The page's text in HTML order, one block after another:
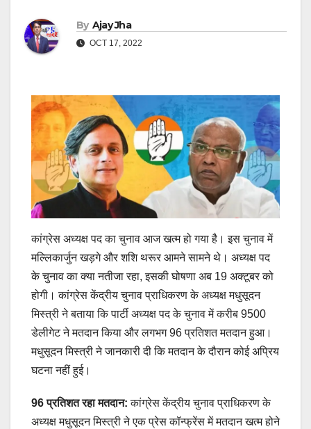
By Ajay Jha
OCT 17, 2022
कांग्रेस अध्यक्ष पद का चुनाव आज खत्म हो गया है। इस चुनाव में
मल्लिकार्जुन खड़गे और शशि थरूर आमने सामने थे। अध्यक्ष पद
के चुनाव का क्या नतीजा रहा, इसकी घोषणा अब 19 अक्टूबर को
होगी। कांग्रेस केंद्रीय चुनाव प्राधिकरण के अध्यक्ष मधुसूदन
मिस्त्री ने बताया कि पार्टी अध्यक्ष पद के चुनाव में करीब 9500
डेलीगेट ने मतदान किया और लगभग 96 प्रतिशत मतदान हुआ।
मधुसूदन मिस्त्री ने जानकारी दी कि मतदान के दौरान कोई अप्रिय
घटना नहीं हुई।
96 प्रतिशत रहा मतदान:कांग्रेस केंद्रीय चुनाव प्राधिकरण के
अध्यक्ष मधुसूदन मिस्त्री ने एक प्रेस कॉन्फ्रेंस में मतदान खत्म होने